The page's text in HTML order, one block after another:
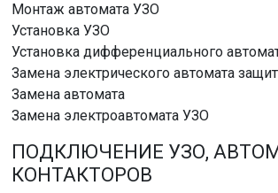
Монтаж автомата УЗО
Установка УЗО
Установка дифференциального
Замена электрического автомата
Замена автомата
Замена электроавтомата УЗО
ПОДКЛЮЧЕНИЕ УЗО,
КОНТАКТОРОВ